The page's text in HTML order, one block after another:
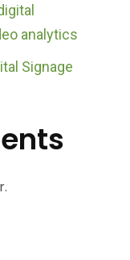
analytics
Signage